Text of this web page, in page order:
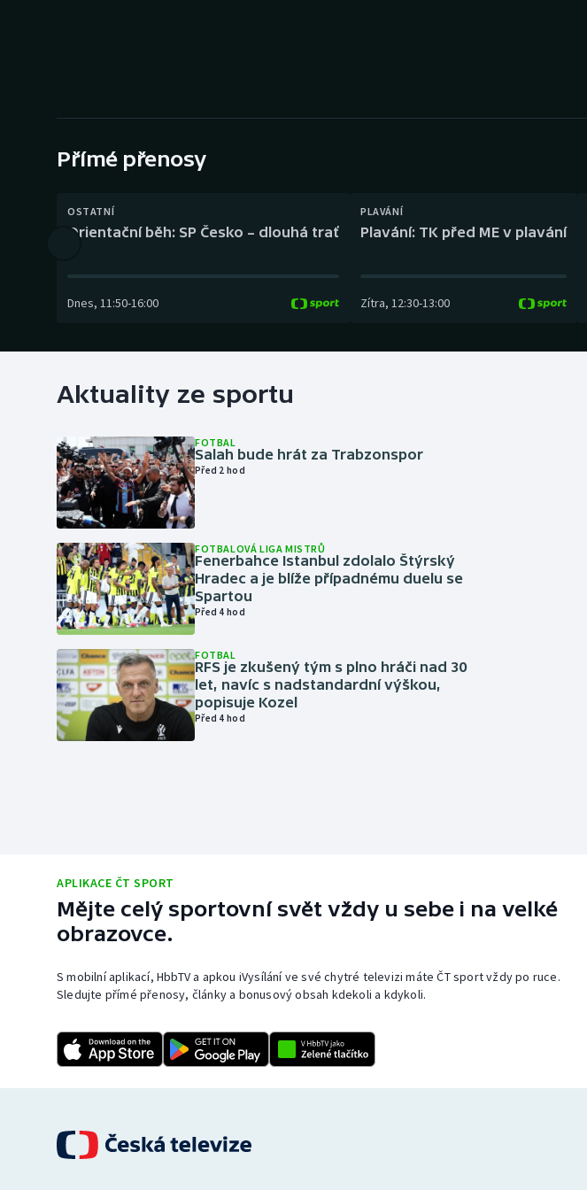
Přímé přenosy
OSTATNÍ
Orientační běh: SP Česko – dlouhá trať
Dnes, 11:50-16:00
PLAVÁNÍ
Plavání: TK před ME v plavání
Zítra, 12:30-13:00
Aktuality ze sportu
FOTBAL
Salah bude hrát za Trabzonspor
Před 2 hod
FOTBALOVÁ LIGA MISTRŮ
Fenerbahce Istanbul zdolalo Štýrský
Hradec a je blíže případnému duelu se
Spartou
Před 4 hod
FOTBAL
RFS je zkušený tým s plno hráči nad 30
let, navíc s nadstandardní výškou,
popisuje Kozel
Před 4 hod
APLIKACE ČT SPORT
Mějte celý sportovní svět vždy u sebe i na velké
obrazovce.
S mobilní aplikací, HbbTV a apkou iVysílání ve své chytré televizi máte ČT sport vždy po ruce.
Sledujte přímé přenosy, články a bonusový obsah kdekoli a kdykoli.